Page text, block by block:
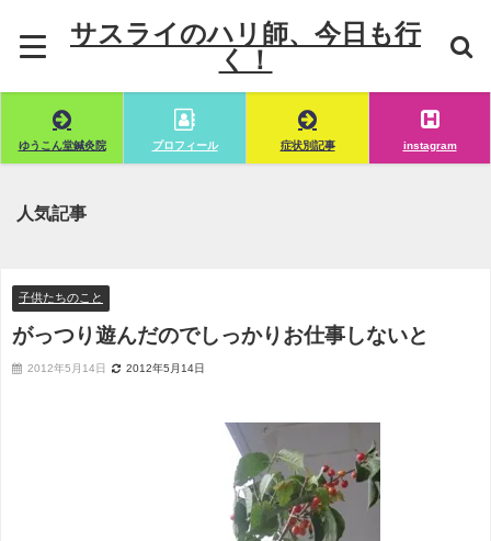
サスライのハリ師、今日も行
く！
ゆうこん堂鍼灸院 プロフィール 症状別記事 instagram
人気記事
子供たちのこと
がっつり遊んだのでしっかりお仕事しないと
2012年5月14日 2012年5月14日